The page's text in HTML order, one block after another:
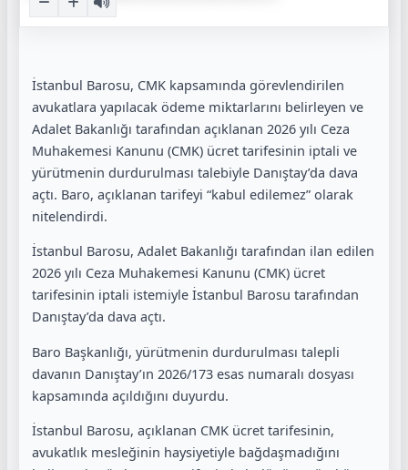
İstanbul Barosu, CMK kapsamında görevlendirilen
avukatlara yapılacak ödeme miktarlarını belirleyen ve
Adalet Bakanlığı tarafından açıklanan 2026 yılı Ceza
Muhakemesi Kanunu (CMK) ücret tarifesinin iptali ve
yürütmenin durdurulması talebiyle Danıştay’da dava
açtı. Baro, açıklanan tarifeyi “kabul edilemez” olarak
nitelendirdi.
İstanbul Barosu, Adalet Bakanlığı tarafından ilan edilen
2026 yılı Ceza Muhakemesi Kanunu (CMK) ücret
tarifesinin iptali istemiyle İstanbul Barosu tarafından
Danıştay’da dava açtı.
Baro Başkanlığı, yürütmenin durdurulması talepli
davanın Danıştay’ın 2026/173 esas numaralı dosyası
kapsamında açıldığını duyurdu.
İstanbul Barosu, açıklanan CMK ücret tarifesinin,
avukatlık mesleğinin haysiyetiyle bağdaşmadığını